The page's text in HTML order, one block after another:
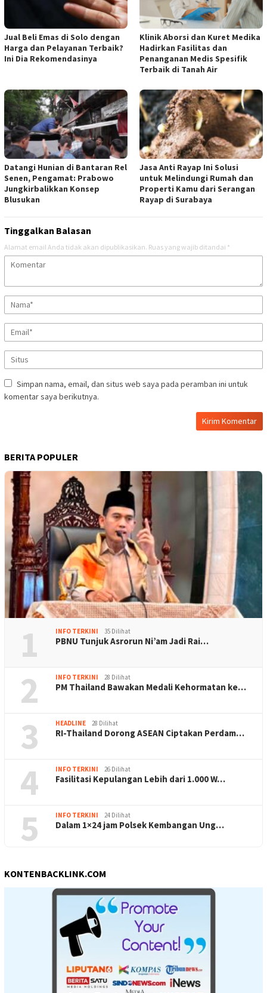
Jual Beli Emas di Solo dengan
Harga dan Pelayanan Terbaik?
Ini Dia Rekomendasinya
Klinik Aborsi dan Kuret Medika
Hadirkan Fasilitas dan
Penanganan Medis Spesifik
Terbaik di Tanah Air
Datangi Hunian di Bantaran Rel
Senen, Pengamat: Prabowo
Jungkirbalikkan Konsep
Blusukan
Jasa Anti Rayap Ini Solusi
untuk Melindungi Rumah dan
Properti Kamu dari Serangan
Rayap di Surabaya
Tinggalkan Balasan
Alamat email Anda tidak akan dipublikasikan. Ruas yang wajib ditandai *
Simpan nama, email, dan situs web saya pada peramban ini untuk
komentar saya berikutnya.
BERITA POPULER
1 INFO TERKINI 35 Dilihat
PBNU Tunjuk Asrorun Ni’am Jadi Rai…
2 INFO TERKINI 28 Dilihat
PM Thailand Bawakan Medali Kehormatan ke…
3 HEADLINE 28 Dilihat
RI-Thailand Dorong ASEAN Ciptakan Perdam…
4 INFO TERKINI 26 Dilihat
Fasilitasi Kepulangan Lebih dari 1.000 W…
5 INFO TERKINI 24 Dilihat
Dalam 1×24 jam Polsek Kembangan Ung…
KONTENBACKLINK.COM